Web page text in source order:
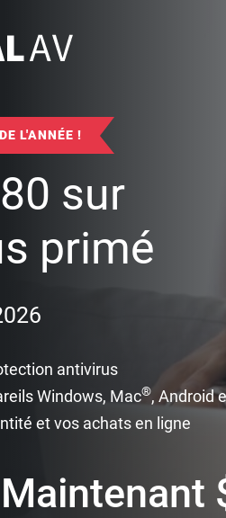
L'ANNÉE !
80 sur
primé
antivirus
Windows, Mac®, Android
et vos achats en ligne
Maintenant